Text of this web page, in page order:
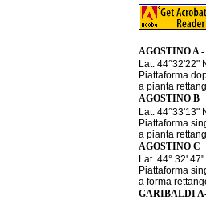
AGOSTINO A
Lat. 44°32'22"
Piattaforma
a pianta
AGOSTINO B
Lat. 44°33'13"
Piattaforma
a pianta
AGOSTINO C
Lat. 44° 32'
Piattaforma
a forma
GARIBALDI